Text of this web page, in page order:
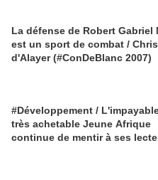
La défense de Robert Gabriel
est un sport de combat /
d'Alayer (#ConDeBlanc 2007)
#Développement /
très achetable Jeune Afrique
continue de mentir à ses